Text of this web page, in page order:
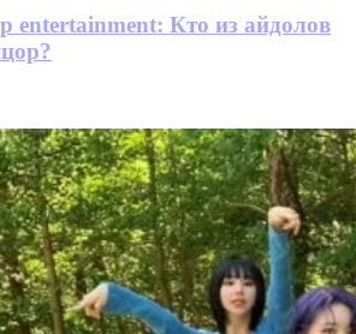
Кто из айдолов